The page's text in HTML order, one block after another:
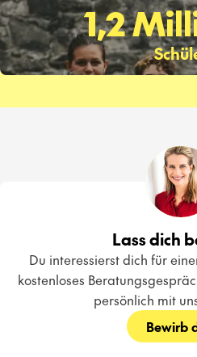
1,2
Lass dich
Du interessierst dich für
kostenloses
persönlich mit
Bewirb